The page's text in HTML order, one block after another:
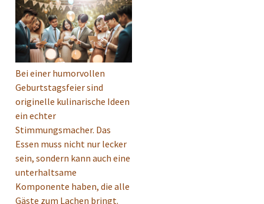
Bei einer humorvollen
Geburtstagsfeier sind
originelle kulinarische Ideen
ein echter
Stimmungsmacher. Das
Essen muss nicht nur lecker
sein, sondern kann auch eine
unterhaltsame
Komponente haben, die alle
Gäste zum Lachen bringt.